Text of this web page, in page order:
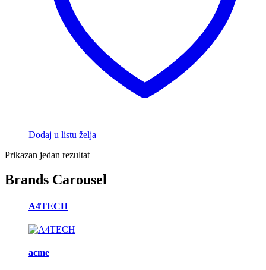
Dodaj u listu želja
Prikazan jedan rezultat
Brands Carousel
A4TECH
acme